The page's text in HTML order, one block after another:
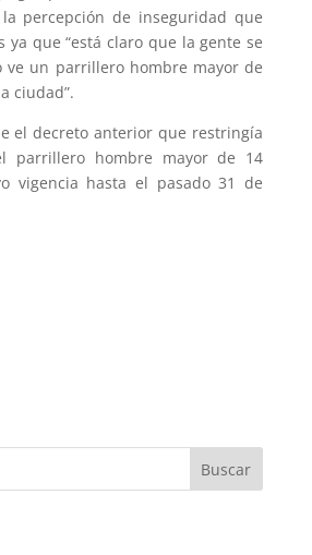
percepción de inseguridad que
ya que “está claro que la gente se
ve un parrillero hombre mayor de
ciudad”.
el decreto anterior que restringía
parrillero hombre mayor de 14
vigencia hasta el pasado 31 de